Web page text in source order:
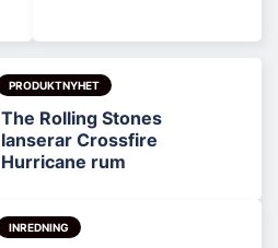
PRODUKTNYHET
The Rolling Stones
lanserar Crossfire
Hurricane rum
INREDNING